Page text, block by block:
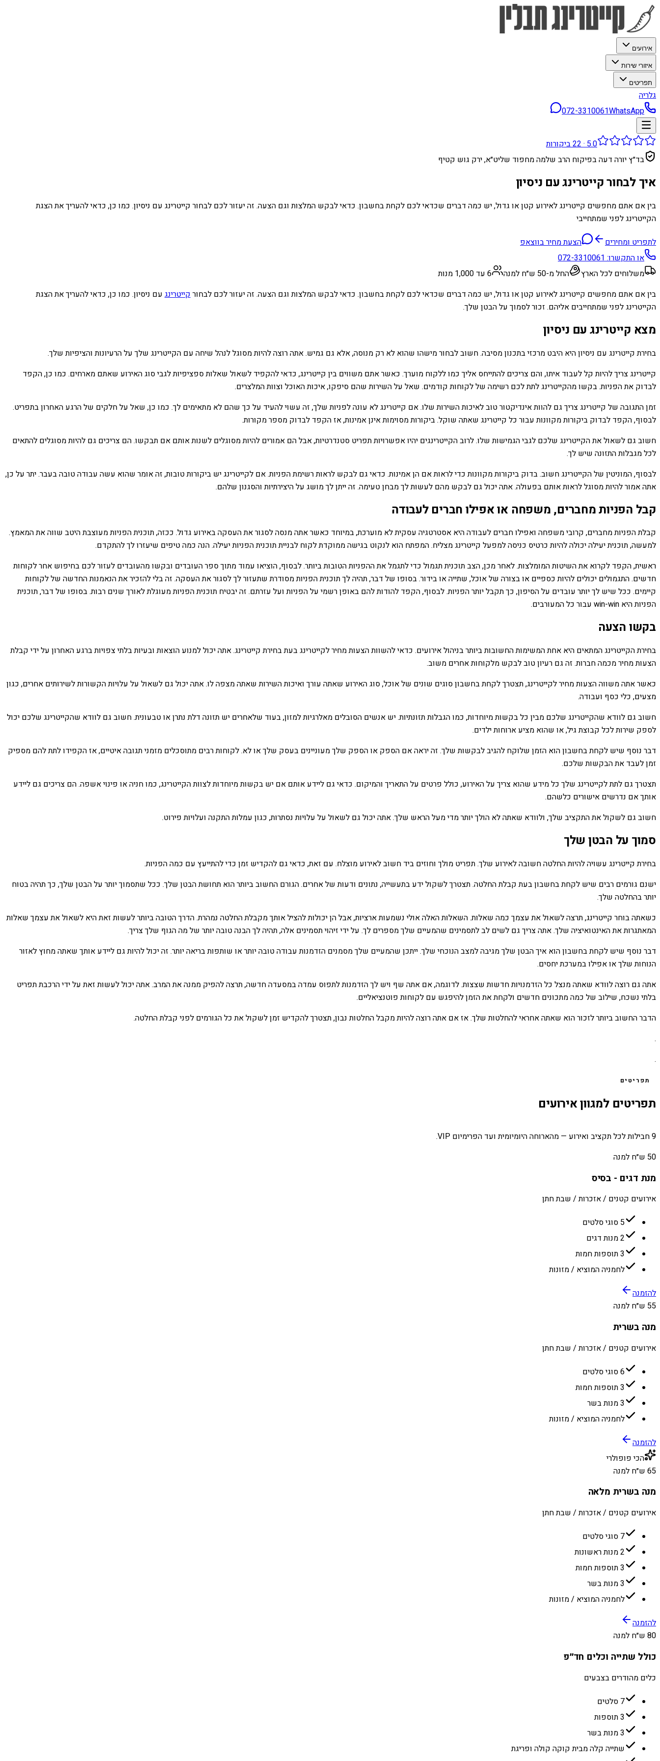
אירועים
איזורי שירות
תפריטים
גלריה
072-3310061WhatsApp
5.0
·
22ביקורות
בד״ץ יורה דעה בפיקוח הרב שלמה מחפוד שליט״א, ירק גוש קטיף
איך לבחור קייטרינג עם ניסיון
בין אם אתם מחפשים קייטרינג לאירוע קטן או גדול, יש כמה דברים שכדאי לכם לקחת בחשבון. כדאי לבקש המלצות וגם הצעה. זה יעזור לכם לבחור קייטרינג עם ניסיון. כמו כן, כדאי להעריך את הצגת
הקייטרינג לפני שמתחייבי
לתפריט ומחירים
הצעת מחיר בווצאפ
או התקשרו:072-3310061
משלוחים לכל הארץ
החל מ-50 ש״ח למנה
6 עד 1,000 מנות
בין אם אתם מחפשים קייטרינג לאירוע קטן או גדול, יש כמה דברים שכדאי לכם לקחת בחשבון. כדאי לבקש המלצות וגם הצעה. זה יעזור לכם לבחורקייטרינג עם ניסיון. כמו כן, כדאי להעריך את הצגת
הקייטרינג לפני שמתחייבים אליהם. זכור לסמוך על הבטן שלך.
מצא קייטרינג עם ניסיון
בחירת קייטרינג עם ניסיון היא היבט מרכזי בתכנון מסיבה. חשוב לבחור מישהו שהוא לא רק מנוסה, אלא גם גמיש. אתה רוצה להיות מסוגל לנהל שיחה עם הקייטרינג שלך על הרעיונות והציפיות שלך.
קייטרינג צריך להיות קל לעבוד איתו, והם צריכים להתייחס אליך כמו ללקוח מוערך. כאשר אתם משווים בין קייטרינג, כדאי להקפיד לשאול שאלות ספציפיות לגבי סוג האירוע שאתם מארחים. כמו כן, הקפד
לבדוק את הפניות. בקשו מהקייטרינג לתת לכם רשימה של לקוחות קודמים. שאל על השירות שהם סיפקו, איכות האוכל וצוות המלצרים.
זמן התגובה של קייטרינג צריך גם להוות אינדיקטור טוב לאיכות השירות שלו. אם קייטרינג לא עונה לפניות שלך, זה עשוי להעיד על כך שהם לא מתאימים לך. כמו כן, שאל על חלקים של הרגע האחרון בתפריט.
לבסוף, הקפד לבדוק ביקורות מקוונות עבור כל קייטרינג שאתה שוקל. ביקורות מסוימות אינן אמינות, אז הקפד לבדוק מספר מקורות.
חשוב גם לשאול את הקייטרינג שלכם לגבי הגמישות שלו. לרוב הקייטרינגים יהיו אפשרויות תפריט סטנדרטיות, אבל הם אמורים להיות מסוגלים לשנות אותם אם תבקשו. הם צריכים גם להיות מסוגלים להתאים
לכל מגבלות התזונה שיש לך.
לבסוף, המוניטין של הקייטרינג חשוב. בדוק ביקורות מקוונות כדי לראות אם הן אמינות. כדאי גם לבקש לראות רשימת הפניות. אם לקייטרינג יש ביקורות טובות, זה אומר שהוא עשה עבודה טובה בעבר. יתר על כן,
אתה אמור להיות מסוגל לראות אותם בפעולה. אתה יכול גם לבקש מהם לעשות לך מבחן טעימה. זה ייתן לך מושג על היצירתיות והסגנון שלהם.
קבל הפניות מחברים, משפחה או אפילו חברים לעבודה
קבלת הפניות מחברים, קרובי משפחה ואפילו חברים לעבודה היא אסטרטגיה עסקית לא מוערכת, במיוחד כאשר אתה מנסה לסגור את העסקה באירוע גדול. ככזה, תוכנית הפניות מעוצבת היטב שווה את המאמץ.
למעשה, תוכנית יעילה יכולה להיות כרטיס כניסה למפעל קייטרינג מצליח. המפתח הוא לנקוט בגישה ממוקדת לקוח לבניית תוכנית הפניות יעילה. הנה כמה טיפים שיעזרו לך להתקדם.
ראשית, הקפד לקרוא את השיטות המומלצות. לאחר מכן, הצב תוכנית תגמול כדי לתגמל את ההפניות הטובות ביותר. לבסוף, הוציאו עמוד מתוך ספר העובדים ובקשו מהעובדים לעזור לכם בחיפוש אחר לקוחות
חדשים. התגמולים יכולים להיות כספיים או בצורה של אוכל, שתייה או בידור. בסופו של דבר, תהיה לך תוכנית הפניות מסודרת שתעזור לך לסגור את העסקה. זה בלי להזכיר את הנאמנות החדשה של לקוחות
קיימים. ככל שיש לך יותר עובדים על הסיפון, כך תקבל יותר הפניות. לבסוף, הקפד להודות להם באופן רשמי על הפניות ועל עזרתם. זה יבטיח תוכנית הפניות מעוגלת לאורך שנים רבות. בסופו של דבר, תוכנית
הפניות היא win-win עבור כל המעורבים.
בקשו הצעה
בחירת הקייטרינג המתאים היא אחת המשימות החשובות ביותר בניהול אירועים. כדאי להשוות הצעות מחיר לקייטרינג בעת בחירת קייטרינג. אתה יכול למנוע הוצאות ובעיות בלתי צפויות ברגע האחרון על ידי קבלת
הצעות מחיר מכמה חברות. זה גם רעיון טוב לבקש מלקוחות אחרים משוב.
כאשר אתה משווה הצעות מחיר לקייטרינג, תצטרך לקחת בחשבון סוגים שונים של אוכל, סוג האירוע שאתה עורך ואיכות השירות שאתה מצפה לו. אתה יכול גם לשאול על עלויות הקשורות לשירותים אחרים, כגון
מצעים, כלי כסף ועבודה.
חשוב גם לוודא שהקייטרינג שלכם מבין כל בקשות מיוחדות, כמו הגבלות תזונתיות. יש אנשים הסובלים מאלרגיות למזון, בעוד שלאחרים יש תזונה דלת נתרן או טבעונית. חשוב גם לוודא שהקייטרינג שלכם יכול
לספק שירות לכל קבוצת גיל, או שהוא מציע ארוחות ילדים.
דבר נוסף שיש לקחת בחשבון הוא הזמן שלוקח להגיב לבקשות שלך. זה יראה אם ​​הספק או הספק שלך מעוניינים בעסק שלך או לא. לקוחות רבים מתוסכלים מזמני תגובה איטיים, אז הקפידו לתת להם מספיק
זמן לעבד את הבקשות שלכם.
תצטרך גם לתת לקייטרינג שלך כל מידע שהוא צריך על האירוע, כולל פרטים על התאריך והמיקום. כדאי גם ליידע אותם אם יש בקשות מיוחדות לצוות הקייטרינג, כמו חניה או פינוי אשפה. הם צריכים גם ליידע
אותך אם נדרשים אישורים כלשהם.
חשוב גם לשקול את התקציב שלך, ולוודא שאתה לא הולך יותר מדי מעל הראש שלך. אתה יכול גם לשאול על עלויות נסתרות, כגון עמלות התקנה ועלויות פירוט.
סמוך על הבטן שלך
בחירת קייטרינג עשויה להיות החלטה חשובה לאירוע שלך. תפריט מולך וחוזים ביד חשוב לאירוע מוצלח. עם זאת, כדאי גם להקדיש זמן כדי להתייעץ עם כמה הפניות.
ישנם גורמים רבים שיש לקחת בחשבון בעת ​​קבלת החלטה. תצטרך לשקול ידע בתעשייה, נתונים ודעות של אחרים. הגורם החשוב ביותר הוא תחושת הבטן שלך. ככל שתסמוך יותר על הבטן שלך, כך תהיה בטוח
יותר בהחלטה שלך.
כשאתה בוחר קייטרינג, תרצה לשאול את עצמך כמה שאלות. השאלות האלה אולי נשמעות ארציות, אבל הן יכולות להציל אותך מקבלת החלטה נמהרת. הדרך הטובה ביותר לעשות זאת היא לשאול את עצמך שאלות
המאתגרות את האינטואיציה שלך. אתה צריך גם לשים לב לתסמינים שהמעיים שלך מספרים לך. על ידי זיהוי תסמינים אלה, תהיה לך הבנה טובה יותר של מה הגוף שלך צריך.
דבר נוסף שיש לקחת בחשבון הוא איך הבטן שלך מגיבה למצב הנוכחי שלך. ייתכן שהמעיים שלך מסמנים הזדמנות עבודה טובה יותר או שותפות בריאה יותר. זה יכול להיות גם ליידע אותך שאתה מחוץ לאזור
הנוחות שלך או אפילו במערכת יחסים.
אתה גם רוצה לוודא שאתה מנצל כל הזדמנויות חדשות שצצות. לדוגמה, אם אתה שף ויש לך הזדמנות לתפוס עמדה במסעדה חדשה, תרצה להפיק ממנה את המרב. אתה יכול לעשות זאת על ידי הרכבת תפריט
בלתי נשכח, שילוב של כמה מתכונים חדשים ולקחת את הזמן להיפגש עם לקוחות פוטנציאליים.
הדבר החשוב ביותר לזכור הוא שאתה אחראי להחלטות שלך. אז אם אתה רוצה להיות מקבל החלטות נבון, תצטרך להקדיש זמן לשקול את כל הגורמים לפני קבלת החלטה.
.
.
תפריטים
תפריטים למגוון אירועים
9 חבילות לכל תקציב ואירוע — מהארוחה היומיומית ועד הפרימיום VIP.
50 ש״ח למנה
מנת דגים - בסיס
אירועים קטנים / אזכרות / שבת חתן
5 סוגי סלטים
2 מנות דגים
3 תוספות חמות
לחמניה המוציא / מזונות
להזמנה
55 ש״ח למנה
מנה בשרית
אירועים קטנים / אזכרות / שבת חתן
6 סוגי סלטים
3 תוספות חמות
3 מנות בשר
לחמניה המוציא / מזונות
להזמנה
הכי פופולרי
65 ש״ח למנה
מנה בשרית מלאה
אירועים קטנים / אזכרות / שבת חתן
7 סוגי סלטים
2 מנות ראשונות
3 תוספות חמות
3 מנות בשר
לחמניה המוציא / מזונות
להזמנה
80 ש״ח למנה
כולל שתייה וכלים חד״פ
כלים מהודרים בצבעים
7 סלטים
3 תוספות
3 מנות בשר
שתייה קלה מבית קוקה קולה ופריגת